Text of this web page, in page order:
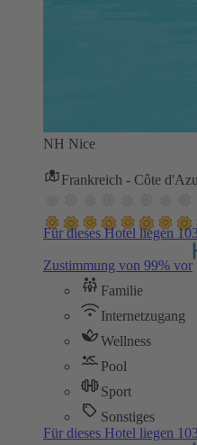
NH Nice
Frankreich - Côte
Für dieses Hotel liegen
Zustimmung von 99% vor
Familie
Internetzugang
Wellness
Pool
Sport
Sonstiges
Für dieses Hotel liegen